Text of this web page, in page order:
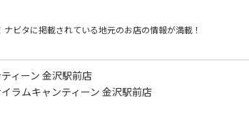
ナビタに掲載されている地元のお店の情報が満載！
ィーン 金沢駅前店
ラムキャンティーン 金沢駅前店